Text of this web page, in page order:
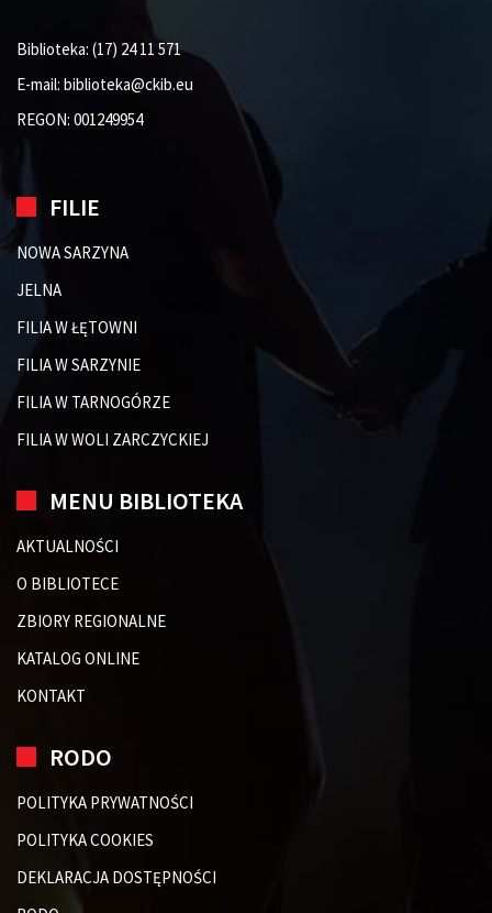
Biblioteka: (17) 24 11 571
E-mail: biblioteka@ckib.eu
REGON: 001249954
FILIE
NOWA SARZYNA
JELNA
FILIA W ŁĘTOWNI
FILIA W SARZYNIE
FILIA W TARNOGÓRZE
FILIA W WOLI ZARCZYCKIEJ
MENU BIBLIOTEKA
AKTUALNOŚCI
O BIBLIOTECE
ZBIORY REGIONALNE
KATALOG ONLINE
KONTAKT
RODO
POLITYKA PRYWATNOŚCI
POLITYKA COOKIES
DEKLARACJA DOSTĘPNOŚCI